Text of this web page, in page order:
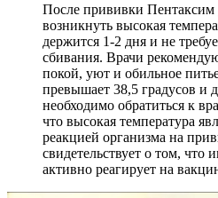
После прививки Пентаксим
возникнуть высокая
держится 1-2 дня и не
сбивания. Врачи
покой, уют и обильное
превышает 38,5 градусов и
необходимо обратиться к
что высокая температура
реакцией организма на
свидетельствует о том, что
активно реагирует на